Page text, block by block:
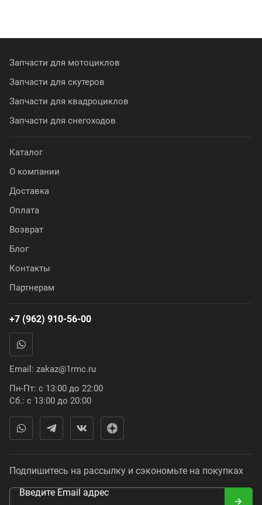
Запчасти для мотоциклов
Запчасти для скутеров
Запчасти для квадроциклов
Запчасти для снегоходов
Каталог
О компании
Доставка
Оплата
Возврат
Блог
Контакты
Партнерам
+7 (962) 910-56-00
Email: zakaz@1rmc.ru
Пн-Пт: с 13:00 до 22:00
Сб.: с 13:00 до 20:00
Подпишитесь на рассылку и сэкономьте на покупках
Введите Email адрес